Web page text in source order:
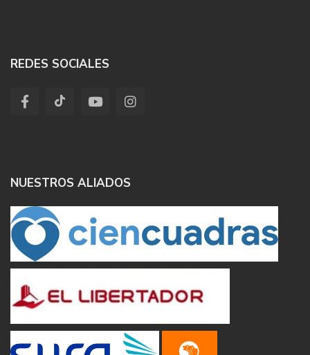
REDES SOCIALES
NUESTROS ALIADOS